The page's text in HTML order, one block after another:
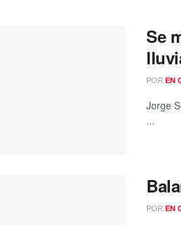
Se
POR EN
Jorge
...
POR EN